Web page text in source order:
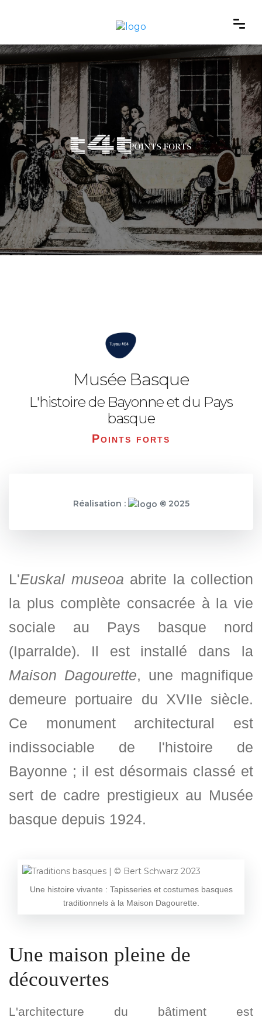
Musée Basque
L'histoire de Bayonne et du Pays
basque
Points forts
Réalisation : ©2025
L'Euskal museoa abrite la collection
la plus complète consacrée à la vie
sociale au Pays basque nord
(Iparralde). Il est installé dans la
Maison Dagourette, une magnifique
demeure portuaire du XVIIe siècle.
Ce monument architectural est
indissociable de l'histoire de
Bayonne ; il est désormais classé et
sert de cadre prestigieux au Musée
basque depuis 1924.
Une histoire vivante : Tapisseries et costumes basques
traditionnels à la Maison Dagourette.
Une maison pleine de
découvertes
L'architecture du bâtiment est